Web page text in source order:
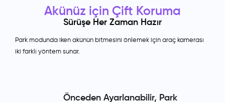
Akünüz için Çift Koruma
Sürüşe Her Zaman Hazır
Park modunda iken akünün bitmesini önlemek için araç kamerası
iki farklı yöntem sunar.
Önceden Ayarlanabilir, Park